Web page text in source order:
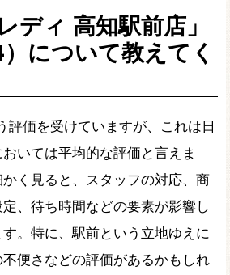
ディ 高知駅前店」
について教えてく
評価を受けていますが、これは日
いては平均的な評価と言えま
く見ると、スタッフの対応、商
、待ち時間などの要素が影響し
。特に、駅前という立地ゆえに
便さなどの評価があるかもしれ